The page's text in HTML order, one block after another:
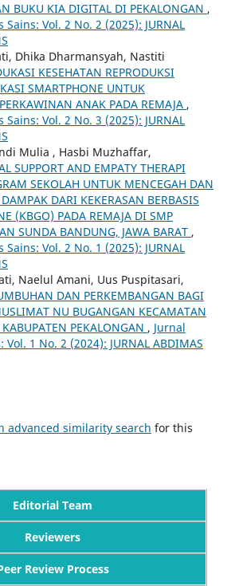
BUKU KIA DIGITAL DI PEKALONGAN ,
Vol. 2 No. 2 (2025): JURNAL
Dhika Dharmansyah, Nastiti
KESEHATAN REPRODUKSI
SMARTPHONE UNTUK
ANAK PADA REMAJA ,
Vol. 2 No. 3 (2025): JURNAL
Mulia , Hasbi Muzhaffar,
SUPPORT AND EMPATY THERAPI
SEKOLAH UNTUK MENCEGAH DAN
DARI KEKERASAN BERBASIS
(KBGO) PADA REMAJA DI SMP
SUNDA BANDUNG, JAWA BARAT ,
Vol. 2 No. 1 (2025): JURNAL
Naelul Amani, Uus Puspitasari,
DAN PERKEMBANGAN BAGI
NU BUGANGAN KECAMATAN
PEKALONGAN , Jurnal
1 No. 2 (2024): JURNAL ABDIMAS
advanced similarity search for this
Editorial Team
Reviewers
Review Process